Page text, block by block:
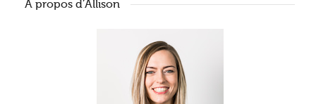
À propos d’Allison